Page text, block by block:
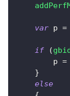
var p =
if (
        p
=
}
else